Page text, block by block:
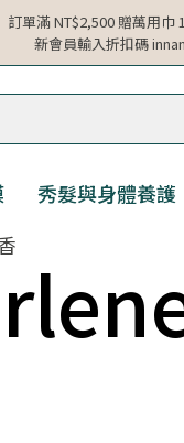
訂單滿 NT$2,500 贈萬用巾
新會員輸入折扣碼
秀髮與身體養護